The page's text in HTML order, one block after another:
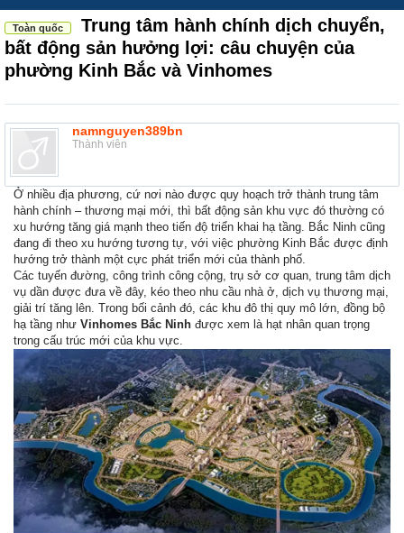
Toàn quốc
Trung tâm hành chính dịch chuyển,
bất động sản hưởng lợi: câu chuyện của
phường Kinh Bắc và Vinhomes
namnguyen389bn
Thành viên
Ở nhiều địa phương, cứ nơi nào được quy hoạch trở thành trung tâm
hành chính – thương mại mới, thì bất động sản khu vực đó thường có
xu hướng tăng giá mạnh theo tiến độ triển khai hạ tầng. Bắc Ninh cũng
đang đi theo xu hướng tương tự, với việc phường Kinh Bắc được định
hướng trở thành một cực phát triển mới của thành phố.
Các tuyến đường, công trình công cộng, trụ sở cơ quan, trung tâm dịch
vụ dần được đưa về đây, kéo theo nhu cầu nhà ở, dịch vụ thương mại,
giải trí tăng lên. Trong bối cảnh đó, các khu đô thị quy mô lớn, đồng bộ
hạ tầng như Vinhomes Bắc Ninh được xem là hạt nhân quan trọng
trong cấu trúc mới của khu vực.